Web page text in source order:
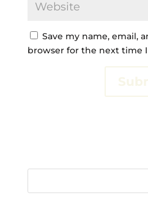
Save my name, email,
browser for the next time